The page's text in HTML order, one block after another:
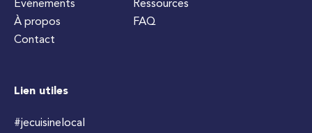
Événements
À propos
Contact
Ressources
FAQ
Lien utiles
#jecuisinelocal